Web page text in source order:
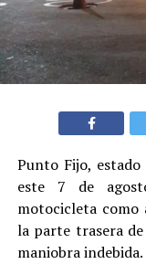
Punto Fijo, estado
este 7 de
motocicleta como
la parte trasera
maniobra indebida.